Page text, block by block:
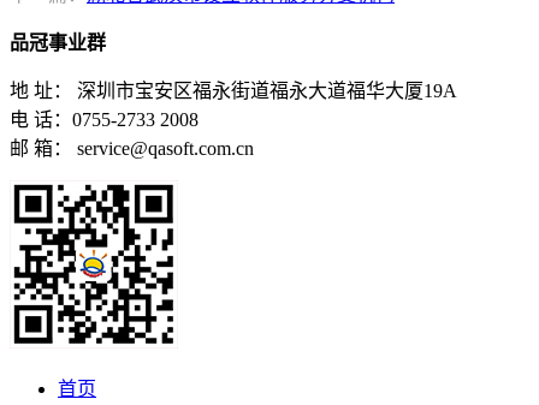
品冠事业群
地 址： 深圳市宝安区福永街道福永大道福华大厦19A
电 话：0755-2733 2008
邮 箱： service@qasoft.com.cn
首页